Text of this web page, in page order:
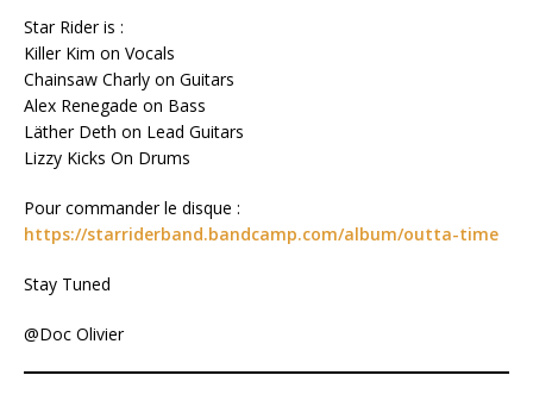
Star Rider is :
Killer Kim on Vocals
Chainsaw Charly on Guitars
Alex Renegade on Bass
Läther Deth on Lead Guitars
Lizzy Kicks On Drums
Pour commander le disque :
https://starriderband.bandcamp.com/album/outta-time
Stay Tuned
@Doc Olivier